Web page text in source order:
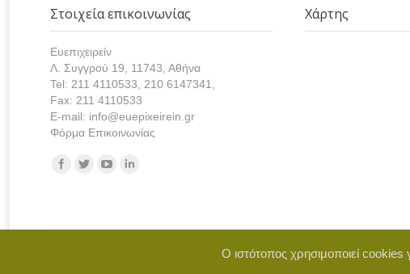
Στοιχεία επικοινωνίας
Ευεπιχειρείν
Λ. Συγγρού 19, 11743, Αθήνα
Tel: 211 4110533, 210 6147341,
Fax: 211 4110533
E-mail: info@euepixeirein.gr
Φόρμα Επικοινωνίας
Find us on:
Χάρτης
Copyright © 2021 euepixeirein.gr | Developed by
Ο ιστότοπος χρησιμοποιεί cookies